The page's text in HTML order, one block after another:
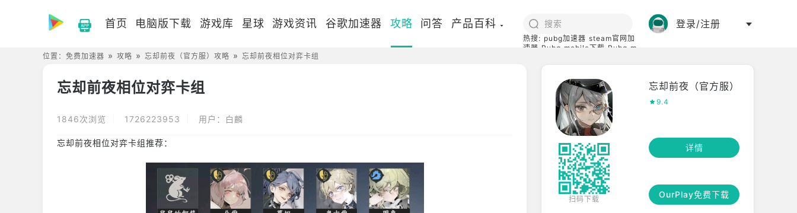
首页 电脑版下载 游戏库 星球 游戏资讯 谷歌加速器 攻略 问答 产品百科
热搜: pubg加速器 steam官网加
速器 Pubg mobile下载 Pubg m
登录/注册
位置： 免费加速器 攻略 忘却前夜（官方服）攻略 忘却前夜相位对弈卡组
忘却前夜相位对弈卡组
1846次浏览 1726223953 用户：白麟
忘却前夜相位对弈卡组推荐：
扫码下载
忘却前夜（官方服）
9.4
详情
OurPlay免费下载